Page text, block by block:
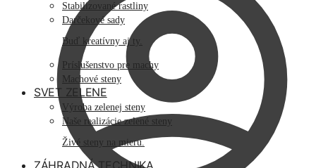
Stabilizované rastliny
Darčekové sady
Buď kreatívny aj ty.
Príslušenstvo pre machy
Machové steny
SVET ZELENE
Výroba zelenej steny
Naše realizácie zelené steny
Živé steny na mieru.
ZÁHRADNÁ TECHNIKA